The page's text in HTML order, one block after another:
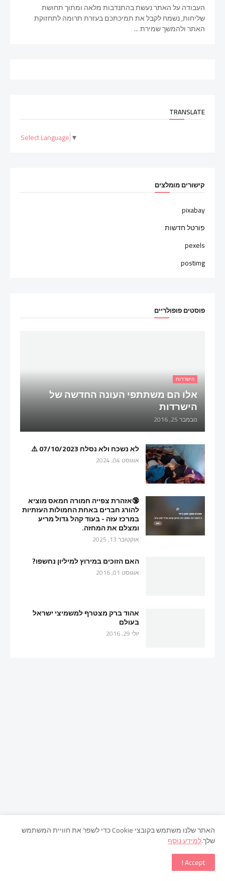
העבודה על האתר נעשת בהתנדבות מלאה ומתוך תחושת
שליחות, נשמח לקבל את תמיכתכם בעזרת תרומה לתחזוקת
האתר ולהמשך שמירת ...
TRANSLATE
Select Language ▼
קישורים מומלצים
pixabay
פורטל חדשות
pexels
postimg
פוסטים פופולריים
הישרדות
אלו הם משתתפי העונה החדשה של
הישרדות
נובמבר 25, 2016
לא נשכח ולא נסלח 07/10/2023 ⚠️
אוגוסט 04, 2024
🔞אזהרת צפייה חמורה חמאס מוציא
להורג חברים באחת החמולות העזתיות
במרכז עזה - בעוד קהל גדול מריע
ומצלם את המחזה.
אוקטובר 13, 2025
האם הזוכים במירוץ למיליון נחשפו?
אוגוסט 01, 2016
אהוד ברק מצטרף למשמיצי ישראל
בעולם
יולי 29, 2016
האתר שלנו משתמש בקובצי Cookie כדי לשפר את חוויית המשתמש
שלך.למידע נוסף
Accept !